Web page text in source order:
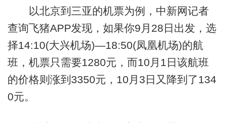
以北京到三亚的机票为例，中新网记者
查询飞猪APP发现，如果你9月28日出发，选
择14:10(大兴机场)—18:50(凤凰机场)的航
班，机票只需要1280元，而10月1日该航班
的价格则涨到3350元，10月3日又降到了134
0元。